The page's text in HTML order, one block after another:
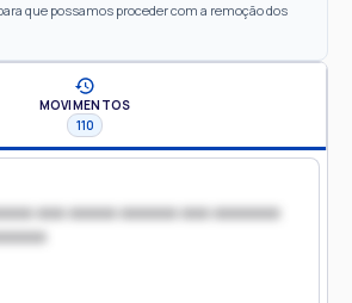
que possamos proceder com a remoção dos
MOVIMENTOS
110
xxx xxxxx xxxxxx xxx xxxxxxx